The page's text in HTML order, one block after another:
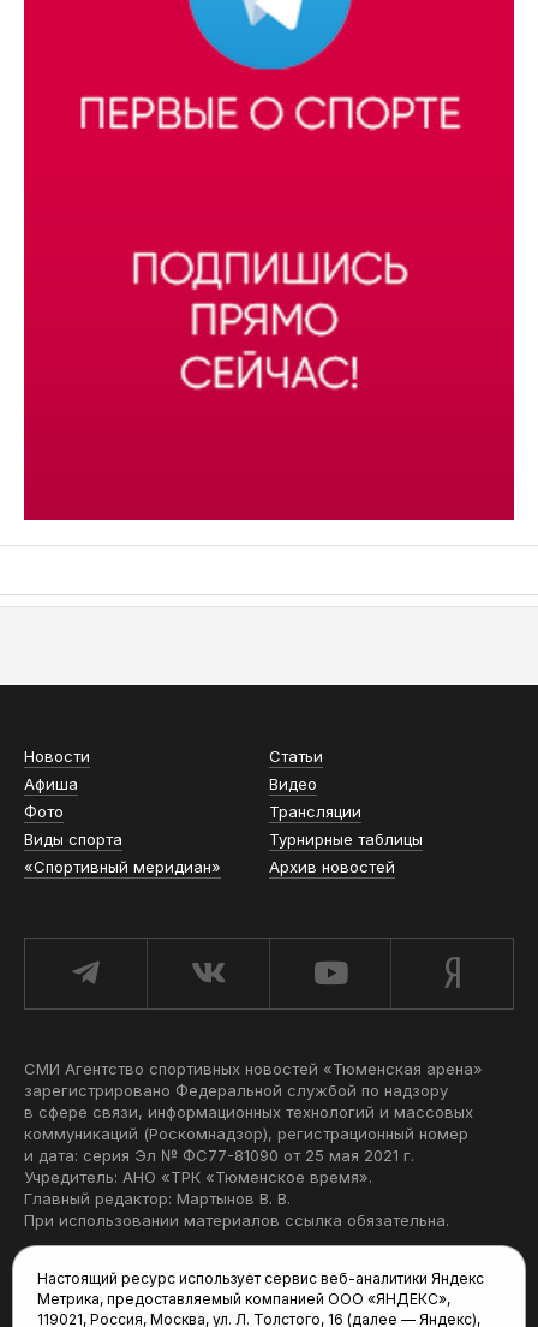
Новости
Статьи
Афиша
Видео
Фото
Трансляции
Виды спорта
Турнирные таблицы
«Спортивный меридиан»
Архив новостей
СМИ Агентство спортивных новостей «Тюменская арена»
зарегистрировано Федеральной службой по надзору
в сфере связи, информационных технологий и массовых
коммуникаций (Роскомнадзор), регистрационный номер
и дата: серия Эл № ФС77-81090 от 25 мая 2021 г.
Учредитель: АНО «ТРК «Тюменское время».
Главный редактор: Мартынов В. В.
При использовании материалов ссылка обязательна.
Редакция:
Настоящий ресурс использует сервис веб-аналитики Яндекс
Метрика, предоставляемый компанией ООО «ЯНДЕКС»,
119021, Россия, Москва, ул. Л. Толстого, 16 (далее — Яндекс),